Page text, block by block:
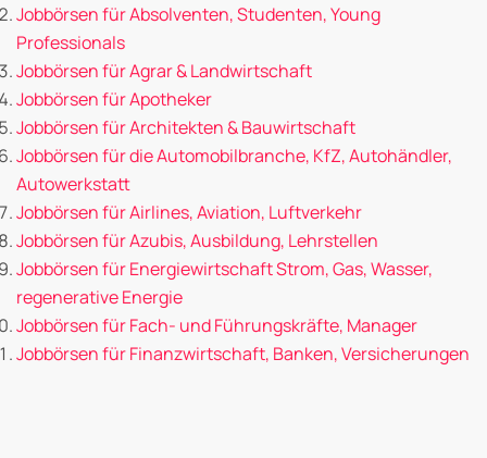
Jobbörsen für Absolventen, Studenten, Young
Professionals
Jobbörsen für Agrar & Landwirtschaft
Jobbörsen für Apotheker
Jobbörsen für Architekten & Bauwirtschaft
Jobbörsen für die Automobilbranche, KfZ, Autohändler,
Autowerkstatt
Jobbörsen für Airlines, Aviation, Luftverkehr
Jobbörsen für Azubis, Ausbildung, Lehrstellen
Jobbörsen für Energiewirtschaft Strom, Gas, Wasser,
regenerative Energie
Jobbörsen für Fach- und Führungskräfte, Manager
Jobbörsen für Finanzwirtschaft, Banken, Versicherungen